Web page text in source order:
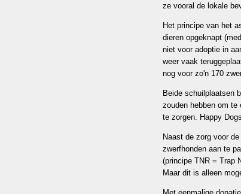
ze vooral de lokale
Het principe van het
dieren opgeknapt
niet voor adoptie in
weer vaak
nog voor zo'n 170
Beide schuilplaatsen
zouden hebben om
te zorgen. Happy
Naast de zorg voor
zwerfhonden aan te
(principe TNR = Trap
Maar dit is alleen